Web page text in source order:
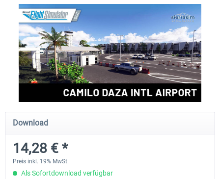
FSDG - Cusco MSFS
Sierrasim Simulation - SKMD
Herrera...
Download
14,28 € *
Preis inkl. 19% MwSt.
Als Sofortdownload verfügbar